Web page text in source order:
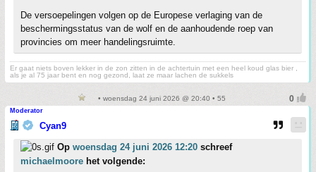
De versoepelingen volgen op de Europese verlaging van de
beschermingsstatus van de wolf en de aanhoudende roep van
provincies om meer handelingsruimte.
Er gaat niets boven lekker in de zon zitten in de achtertuin met een heel koud glas bier ,
als je al 75 jaar bent en nog gezond, laat ze maar lachen de sukkels
• woensdag 24 juni 2026 @ 20:40 • 55
Moderator
Cyan9
Op woensdag 24 juni 2026 12:20 schreef
michaelmoore het volgende: